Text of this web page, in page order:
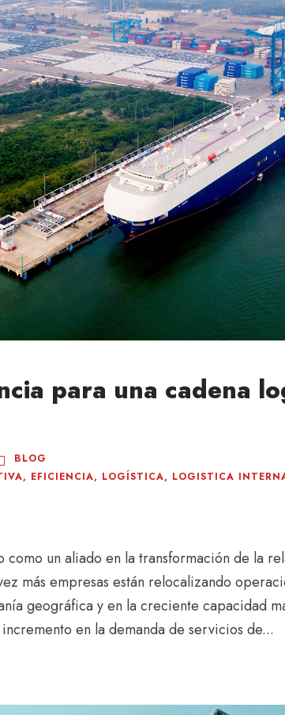
para una cadena
BLOG
, EFICIENCIA, LOGÍSTICA, LOGISTICA
como un aliado en la transformación de la
más empresas están relocalizando
geográfica y en la creciente capacidad
en la demanda de servicios de...